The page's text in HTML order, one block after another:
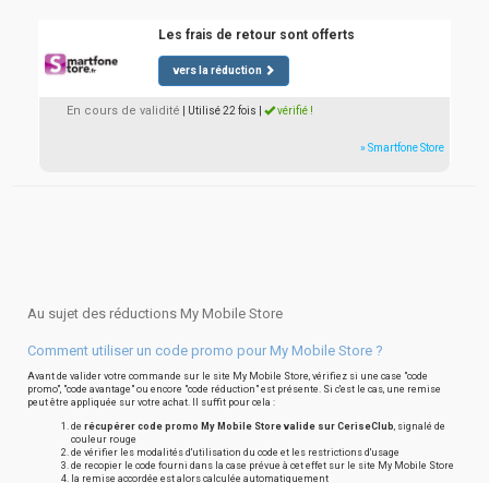
Les frais de retour sont offerts
vers la réduction
En cours de validité | Utilisé 22 fois vérifié !
» Smartfone Store
Au sujet des réductions My Mobile Store
Comment utiliser un code promo pour My Mobile Store ?
Avant de valider votre commande sur le site My Mobile Store, vérifiez si une case "code
promo", "code avantage" ou encore "code réduction" est présente. Si c'est le cas, une remise
peut être appliquée sur votre achat. Il suffit pour cela :
de récupérer code promo My Mobile Store valide sur CeriseClub, signalé de
couleur rouge
de vérifier les modalités d'utilisation du code et les restrictions d'usage
de recopier le code fourni dans la case prévue à cet effet sur le site My Mobile Store
la remise accordée est alors calculée automatiquement